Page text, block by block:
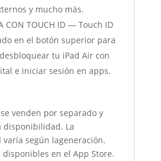
y mucho más.
CON TOUCH ID — Touch ID
en el botón superior para
tu iPad Air con
e iniciar sesión en apps.
venden por separado y
disponibilidad. La
según lageneración.
disponibles en el App Store.